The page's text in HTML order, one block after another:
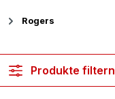
Rogers
Produkte filtern